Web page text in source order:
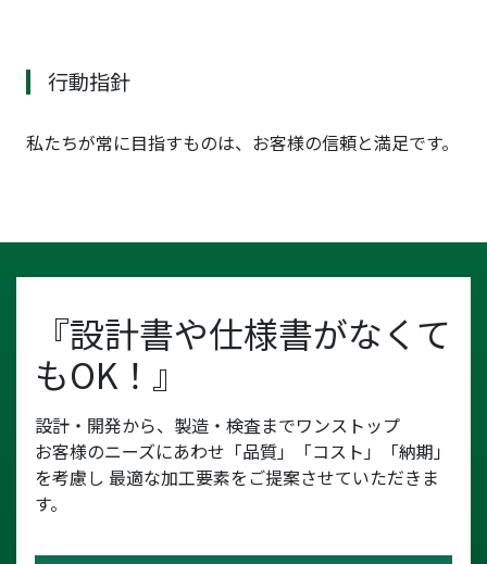
行動指針
私たちが常に目指すものは、お客様の信頼と満足です。
『設計書や仕様書がなくて
もOK！』
設計・開発から、製造・検査までワンストップ
お客様のニーズにあわせ「品質」「コスト」「納期」
を考慮し 最適な加工要素をご提案させていただきま
す。